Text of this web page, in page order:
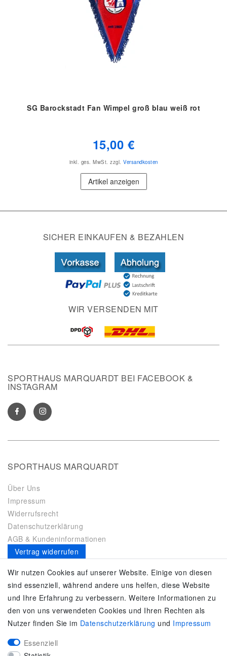
SG Barockstadt Fan Wimpel groß blau weiß rot
15,00 €
inkl. ges. MwSt. zzgl. Versandkosten
Artikel anzeigen
SICHER EINKAUFEN & BEZAHLEN
WIR VERSENDEN MIT
SPORTHAUS MARQUARDT BEI FACEBOOK &
INSTAGRAM
SPORTHAUS MARQUARDT
Über Uns
Impressum
Widerrufsrecht
Datenschutzerklärung
AGB & Kundeninformationen
Vertrag widerrufen
Es gilt unsereDatenschutzerklärung
SERVICE
Kontakt
Zahlung & Versand
Umtausch / Rückgabe
Größenberater
Wir nutzen Cookies auf unserer Website. Einige von diesen
sind essenziell, während andere uns helfen, diese Website
und Ihre Erfahrung zu verbessern. Weitere Informationen zu
den von uns verwendeten Cookies und Ihren Rechten als
Nutzer finden Sie im Daten­schutz­erklärung und Impressum
Essenziell